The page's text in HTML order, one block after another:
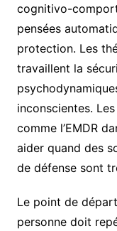
cognitivo-
pensées
protection. Les
travaillent la
inconscientes.
comme l’EMDR
aider quand des
de défense sont
Le point de
personne doit